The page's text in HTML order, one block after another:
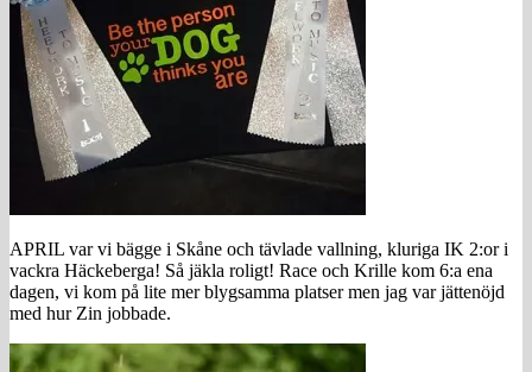
APRIL var vi bägge i Skåne och tävlade vallning, kluriga IK 2:or i
vackra Häckeberga! Så jäkla roligt! Race och Krille kom 6:a ena
dagen, vi kom på lite mer blygsamma platser men jag var jättenöjd
med hur Zin jobbade.